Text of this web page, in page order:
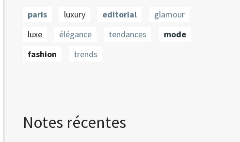
paris luxury editorial
glamour
luxe
élégance tendances
mode
fashion
trends
Notes récentes